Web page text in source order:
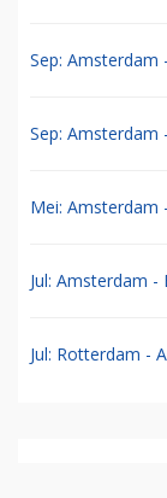
Sep: Amsterdam
Sep: Amsterdam
Mei: Amsterdam
Jul: Amsterdam -
Jul: Rotterdam -